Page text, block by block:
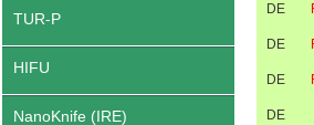
TUR-P
HIFU
NanoKnife (IRE)
DE
DE
DE
DE